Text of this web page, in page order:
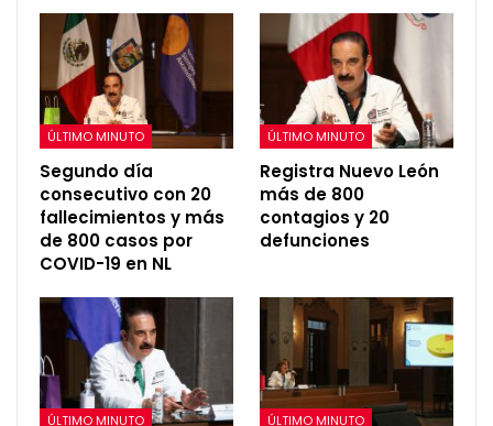
ÚLTIMO MINUTO
Segundo día
consecutivo con 20
fallecimientos y más
de 800 casos por
COVID-19 en NL
ÚLTIMO MINUTO
Registra Nuevo León
más de 800
contagios y 20
defunciones
ÚLTIMO MINUTO ÚLTIMO MINUTO